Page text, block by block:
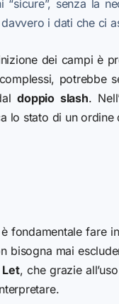
senza la
i dati che ci
dei campi è
potrebbe
doppio slash.
lo stato di un
fondamentale fare
mai
, che grazie